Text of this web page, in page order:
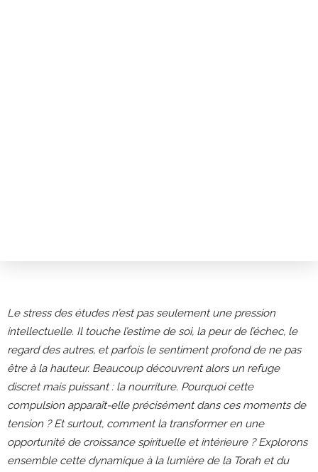
Le stress des études n’est pas seulement une pression
intellectuelle. Il touche l’estime de soi, la peur de l’échec, le
regard des autres, et parfois le sentiment profond de ne pas
être à la hauteur. Beaucoup découvrent alors un refuge
discret mais puissant : la nourriture. Pourquoi cette
compulsion apparaît-elle précisément dans ces moments de
tension ? Et surtout, comment la transformer en une
opportunité de croissance spirituelle et intérieure ? Explorons
ensemble cette dynamique à la lumière de la Torah et du